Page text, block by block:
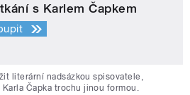
s Karlem Čapkem
literární nadsázkou spisovatele,
Čapka trochu jinou formou.